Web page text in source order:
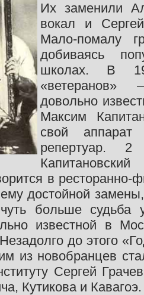
Их заменили
вокал и
Мало-помалу
добиваясь
школах. В
довольно
Максим
свой
репертуар.
в ресторанно-
достойной
больше судьба
известной в
до этого
из новобранцев
Сергей
Кутикова и Кавагоэ.